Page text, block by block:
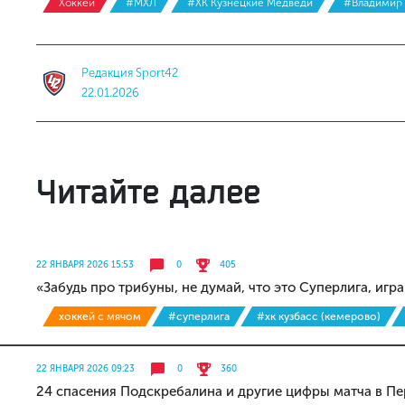
Хоккей #МХЛ #ХК Кузнецкие Медведи #Владимир
Редакция Sport42
22.01.2026
Читайте далее
22 ЯНВАРЯ 2026 15:53 0 405
«Забудь про трибуны, не думай, что это Суперлига,
хоккей с мячом #суперлига #хк кузбасс (кемерово)
22 ЯНВАРЯ 2026 09:23 0 360
24 спасения Подскребалина и другие цифры матча в